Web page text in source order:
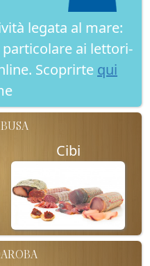
legata al mare:
ai lettori-
Scoprirte qui
Cibi